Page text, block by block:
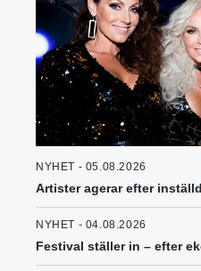
NYHET - 05.08.2026
Artister agerar efter
NYHET - 04.08.2026
Festival ställer in – efter